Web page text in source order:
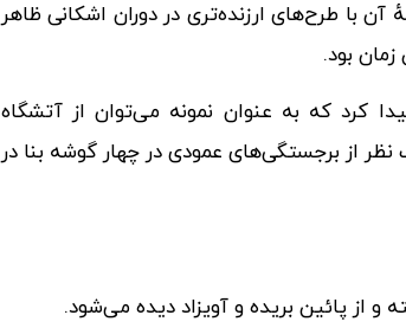
با طرح‌های ارزنده‌تری در دوران اشکانی ظاهر
بود.
کرد که به عنوان نمونه می‌توان از آتشگاه
نظر از برجستگی‌های عمودی در چهار گوشه بنا در
و از پائین بریده و آویزاد دیده می‌شود.